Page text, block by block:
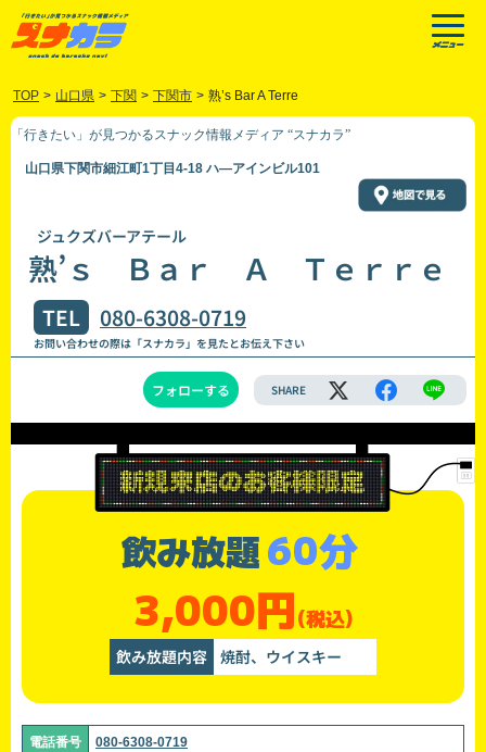
TOP > 山口県 > 下関 > 下関市 > 熟’s Bar A Terre
「行きたい」が見つかるスナック情報メディア “スナカラ”
山口県下関市細江町1丁目4-18 ハ―アインビル101
ジュクズバーアテール
熟’ｓ Ｂａｒ Ａ Ｔｅｒｒｅ
TEL 080-6308-0719
お問い合わせの際は「スナカラ」を見たとお伝え下さい
フォローする SHARE
飲み放題60分
3,000円(税込)
飲み放題内容 焼酎、ウイスキー
電話番号 080-6308-0719